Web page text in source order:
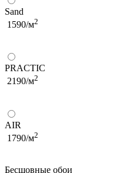
Sand
1590/м2
PRACTIC
2190/м2
AIR
1790/м2
Бесшовные обои